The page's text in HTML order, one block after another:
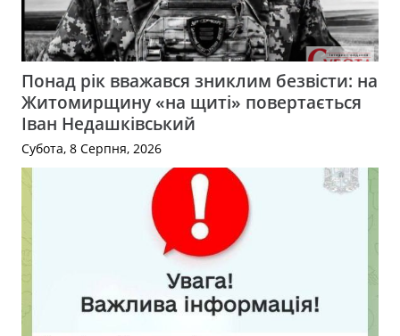
Понад рік вважався зниклим безвісти: на
Житомирщину «на щиті» повертається
Іван Недашківський
Субота, 8 Серпня, 2026